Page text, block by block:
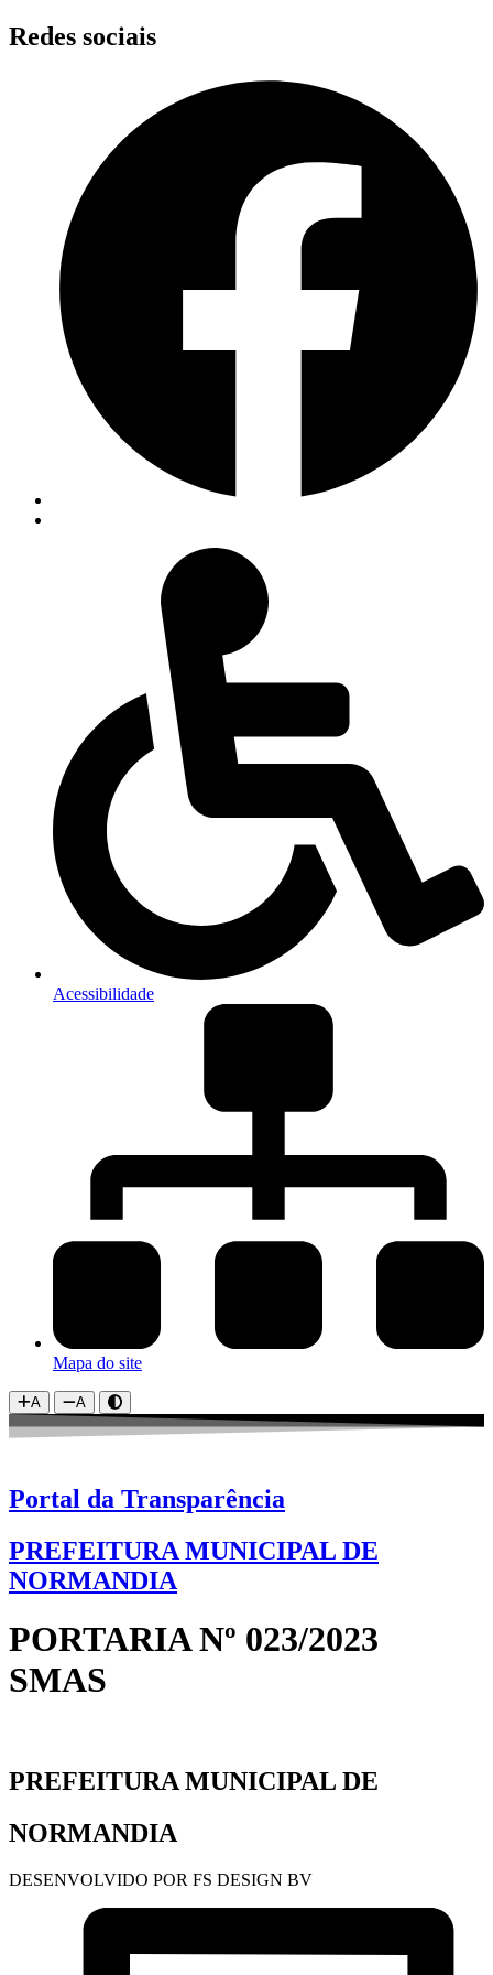
Skip
to
Redes sociais
Acessibilidade
Mapa do site
A A
Portal da Transparência
PREFEITURA MUNICIPAL DE
NORMANDIA
PORTARIA Nº 023/2023
SMAS
PREFEITURA MUNICIPAL DE
NORMANDIA
DESENVOLVIDO POR FS DESIGN BV